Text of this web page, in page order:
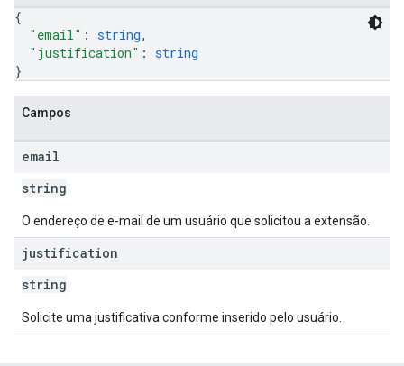
{
"email" : string,
"justification" : string
}
Campos
email
string
O endereço de e-mail de um usuário que solicitou a extensão.
justification
string
Solicite uma justificativa conforme inserido pelo usuário.